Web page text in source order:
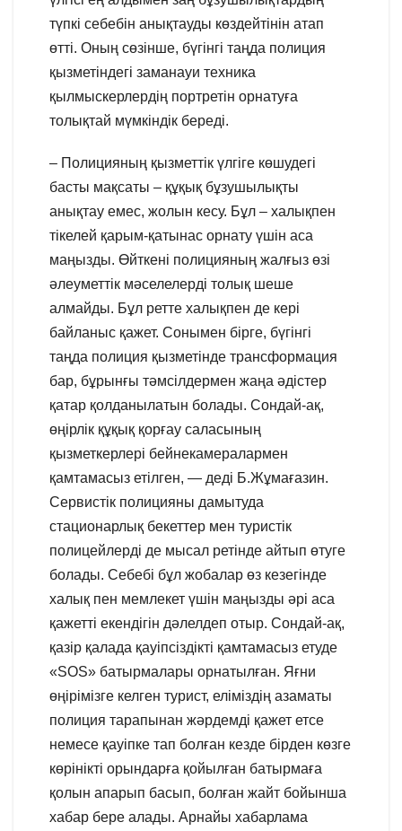
түпкі себебін анықтауды көздейтінін атап
өтті. Оның сөзінше, бүгінгі таңда полиция
қызметіндегі заманауи техника
қылмыскерлердің портретін орнатуға
толықтай мүмкіндік береді.
– Полицияның қызметтік үлгіге көшудегі
басты мақсаты – құқық бұзушылықты
анықтау емес, жолын кесу. Бұл – халықпен
тікелей қарым-қатынас орнату үшін аса
маңызды. Өйткені полицияның жалғыз өзі
әлеуметтік мәселелерді толық шеше
алмайды. Бұл ретте халықпен де кері
байланыс қажет. Сонымен бірге, бүгінгі
таңда полиция қызметінде трансформация
бар, бұрынғы тәмсілдермен жаңа әдістер
қатар қолданылатын болады. Сондай-ақ,
өңірлік құқық қорғау саласының
қызметкерлері бейнекамералармен
қамтамасыз етілген, — деді Б.Жұмағазин.
Сервистік полицияны дамытуда
стационарлық бекеттер мен туристік
полицейлерді де мысал ретінде айтып өтуге
болады. Себебі бұл жобалар өз кезегінде
халық пен мемлекет үшін маңызды әрі аса
қажетті екендігін дәлелдеп отыр. Сондай-ақ,
қазір қалада қауіпсіздікті қамтамасыз етуде
«SOS» батырмалары орнатылған. Яғни
өңірімізге келген турист, еліміздің азаматы
полиция тарапынан жәрдемді қажет етсе
немесе қауіпке тап болған кезде бірден көзге
көрінікті орындарға қойылған батырмаға
қолын апарып басып, болған жайт бойынша
хабар бере алады. Арнайы хабарлама